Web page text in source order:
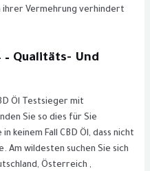
ihrer Vermehrung verhindert
– Qualitäts- Und
Öl Testsieger mit
Sie so dies für Sie
keinem Fall CBD Öl, dass nicht
Am wildesten suchen Sie sich
Österreich ,